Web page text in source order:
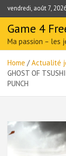
Skip
to
content
vendredi, août 7,
Game 4
Ma passion – les
Home Actualité
GHOST OF
PUNCH